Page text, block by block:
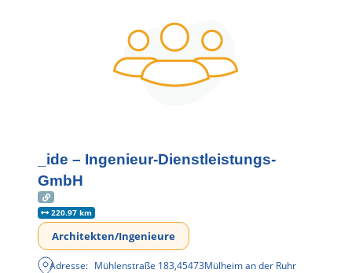
_ide – Ingenieur-Dienstleistungs-
GmbH
220.97 km
Architekten/Ingenieure
Adresse: Mühlenstraße 183,45473Mülheim an der Ruhr